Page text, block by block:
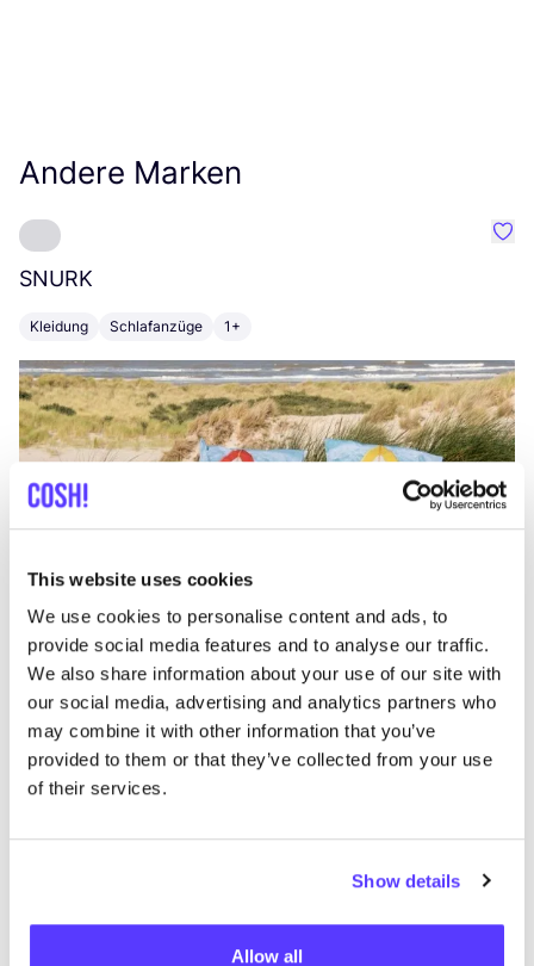
This website uses cookies
We use cookies to personalise content and ads, to
provide social media features and to analyse our traffic.
We also share information about your use of our site with
our social media, advertising and analytics partners who
may combine it with other information that you’ve
provided to them or that they’ve collected from your use
of their services.
Show details
Allow all
Andere Marken
SNURK
Kleidung Schlafanzüge 1+